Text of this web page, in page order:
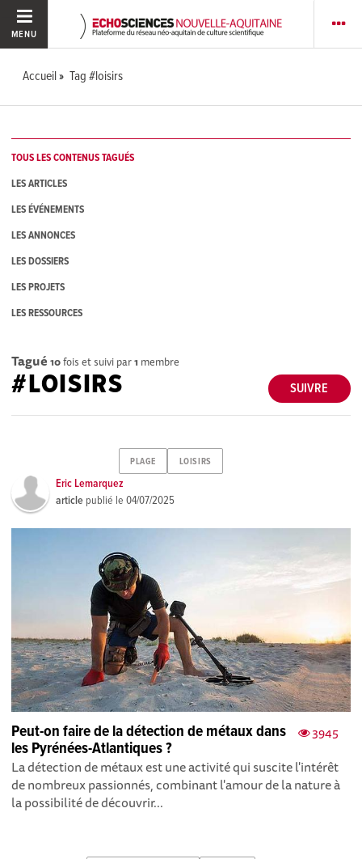
MENU
Accueil Tag #loisirs
TOUS LES CONTENUS TAGUÉS
LES ARTICLES
LES ÉVÉNEMENTS
LES ANNONCES
LES DOSSIERS
LES PROJETS
LES RESSOURCES
Tagué 10fois et suivi par1 membre
SUIVRE
#LOISIRS
PLAGE LOISIRS
Eric Lemarquez
article publié le04/07/2025
3945
Peut-on faire de la détection de métaux dans
les Pyrénées-Atlantiques ?
La détection de métaux est une activité qui suscite l'intérêt
de nombreux passionnés, combinant l'amour de la nature à
la possibilité de découvrir...